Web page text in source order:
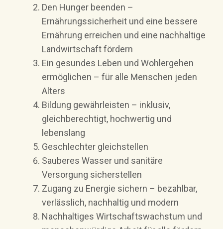
Den Hunger beenden –
Ernährungssicherheit und eine bessere
Ernährung erreichen und eine nachhaltige
Landwirtschaft fördern
Ein gesundes Leben und Wohlergehen
ermöglichen – für alle Menschen jeden
Alters
Bildung gewährleisten – inklusiv,
gleichberechtigt, hochwertig und
lebenslang
Geschlechter gleichstellen
Sauberes Wasser und sanitäre
Versorgung sicherstellen
Zugang zu Energie sichern – bezahlbar,
verlässlich, nachhaltig und modern
Nachhaltiges Wirtschaftswachstum und